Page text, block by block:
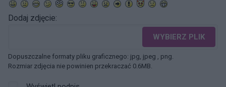
Dodaj zdjęcie:
WYBIERZ PLIK
Dopuszczalne formaty pliku graficznego: jpg, jpeg , png.
Rozmiar zdjęcia nie powinien przekraczać 0.6MB.